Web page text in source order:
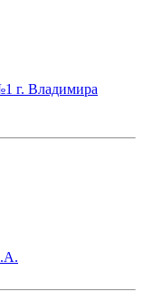
г. Владимира